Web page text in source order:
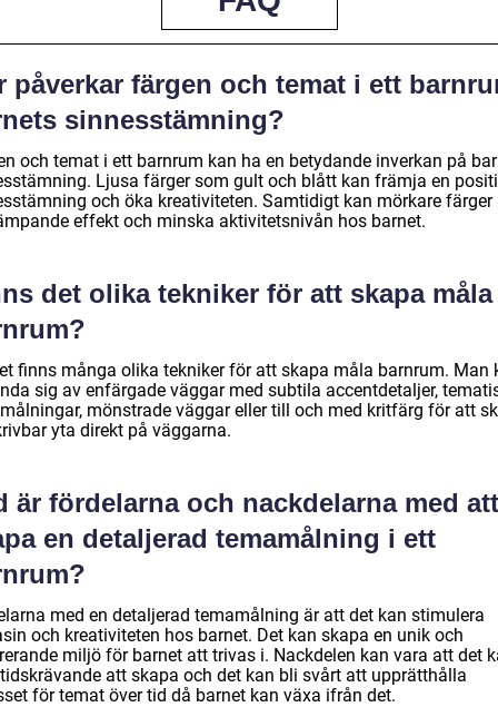
påverkar färgen och temat i ett
sinnesstämning?
och temat i ett barnrum kan ha en betydande inverkan på
Ljusa färger som gult och blått kan främja en
och öka kreativiteten. Samtidigt kan mörkare färger
effekt och minska aktivitetsnivån hos barnet.
det olika tekniker för att skapa måla
finns många olika tekniker för att skapa måla barnrum. Man
sig av enfärgade väggar med subtila accentdetaljer,
mönstrade väggar eller till och med kritfärg för att
yta direkt på väggarna.
är fördelarna och nackdelarna med att
en detaljerad temamålning i ett
med en detaljerad temamålning är att det kan stimulera
och kreativiteten hos barnet. Det kan skapa en unik och
miljö för barnet att trivas i. Nackdelen kan vara att det
att skapa och det kan bli svårt att upprätthålla
för temat över tid då barnet kan växa ifrån det.